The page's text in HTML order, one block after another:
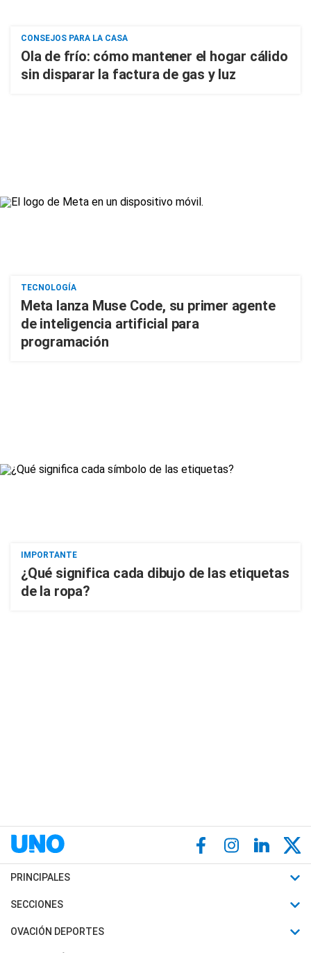
CONSEJOS PARA LA CASA
Ola de frío: cómo mantener el hogar cálido
sin disparar la factura de gas y luz
TECNOLOGÍA
Meta lanza Muse Code, su primer agente
de inteligencia artificial para
programación
IMPORTANTE
¿Qué significa cada dibujo de las etiquetas
de la ropa?
PRINCIPALES
Últimas Noticias
Política
SECCIONES
Horóscopo
OVACIÓN DEPORTES